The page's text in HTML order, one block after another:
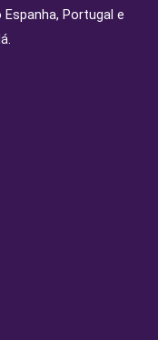
Portugal e